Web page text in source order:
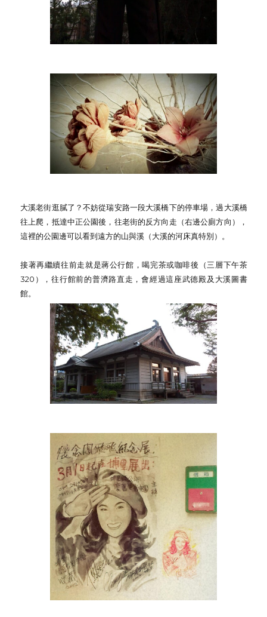
大溪老街逛膩了？不妨從瑞安路一段大溪橋下的停車場，過大溪橋
往上爬，抵達中正公園後，往老街的反方向走（右邊公廁方向），
這裡的公園邊可以看到遠方的山與溪（大溪的河床真特別）。
接著再繼續往前走就是蔣公行館，喝完茶或咖啡後（三層下午茶
320），往行館前的普濟路直走，會經過這座武德殿及大溪圖書
館。